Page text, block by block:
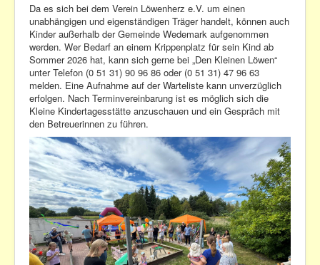
Da es sich bei dem Verein Löwenherz e.V. um einen
unabhängigen und eigenständigen Träger handelt, können auch
Kinder außerhalb der Gemeinde Wedemark aufgenommen
werden. Wer Bedarf an einem Krippenplatz für sein Kind ab
Sommer 2026 hat, kann sich gerne bei „Den Kleinen Löwen“
unter Telefon (0 51 31) 90 96 86 oder (0 51 31) 47 96 63
melden. Eine Aufnahme auf der Warteliste kann unverzüglich
erfolgen. Nach Terminvereinbarung ist es möglich sich die
Kleine Kindertagesstätte anzuschauen und ein Gespräch mit
den Betreuerinnen zu führen.